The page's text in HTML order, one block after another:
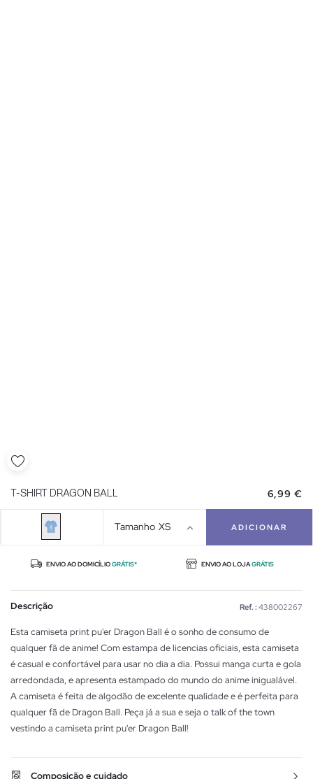
T-SHIRT DRAGON BALL 6,99 €
Tamanho XS ADICIONAR
ENVIO AO DOMICÍLIOGRÁTIS* ENVIO AO LOJAGRÁTIS
Descrição Ref. : 438002267
Esta camiseta print pu'er Dragon Ball é o sonho de consumo de
qualquer fã de anime! Com estampa de licencias oficiais, esta camiseta
é casual e confortável para usar no dia a dia. Possui manga curta e gola
arredondada, e apresenta estampado do mundo do anime inigualável.
A camiseta é feita de algodão de excelente qualidade e é perfeita para
qualquer fã de Dragon Ball. Peça já a sua e seja o talk of the town
vestindo a camiseta print pu'er Dragon Ball!
Composição e cuidado